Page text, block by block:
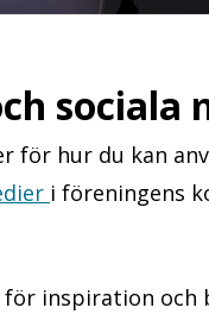
sociala
för hur du kan
i föreningens
för inspiration och